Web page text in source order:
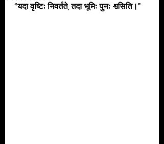
“यदा वृष्टिः निवर्तते, तदा भूमिः पुनः श्वसिति।”